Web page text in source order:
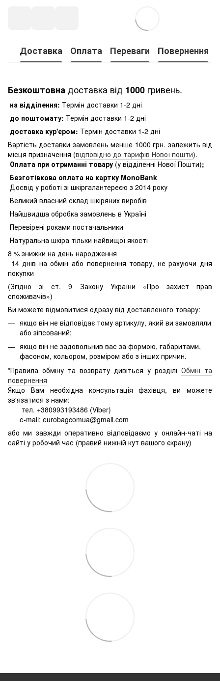
Доставка Оплата Переваги Повернення
Безкоштовна доставка від 1000 гривень.
на відділення: Термін доставки 1-2 дні
до поштомату: Термін доставки 1-2 дні
доставка кур'єром: Термін доставки 1-2 дні
Вартість доставки замовлень менше 1000 грн. залежить від
місця призначення (відповідно до тарифів Нової пошти).
Оплата при отриманні товару (у відділенні Нової Пошти);
Безготівкова оплата на картку MonoBank
Досвід у роботі зі шкіргалантереєю з 2014 року
Великий власний склад шкіряних виробів
Найшвидша обробка замовлень в Україні
Перевірені роками постачальники
Натуральна шкіра тільки найвищої якості
8 % знижки на день народження
14 днів на обмін або повернення товару, не рахуючи дня
покупки
(Згідно зі ст. 9 Закону України «Про захист прав
споживачів»)
Ви можете відмовитися одразу від доставленого товару:
якщо він не відповідає тому артикулу, який ви замовляли
або зіпсований;
якщо він не задовольнив вас за формою, габаритами,
фасоном, кольором, розміром або з інших причин.
*Правила обміну та возврату дивіться у розділі Обмін та
повернення
Якщо Вам необхідна консультація фахівця, ви можете
зв'язатися з нами:
тел. +380993193486 (Viber)
e-mail: eurobagcomua@gmail.com
або ми завжди оперативно відповідаємо у онлайн-чаті на
сайті у робочий час (правий нижній кут вашого єкрану)